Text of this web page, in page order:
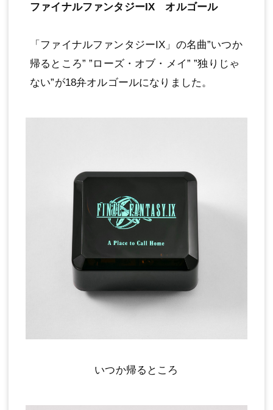
ファイナルファンタジーIX オルゴール
「ファイナルファンタジーIX」の名曲”いつか
帰るところ” ”ローズ・オブ・メイ” ”独りじゃ
ない”が18弁オルゴールになりました。
いつか帰るところ